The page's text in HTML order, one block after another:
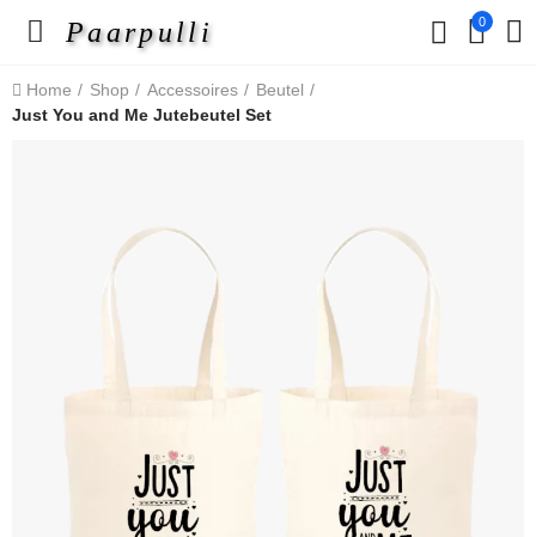
Paarpulli 0
Home Shop Accessoires
Beutel
Just You and Me Jutebeutel Set